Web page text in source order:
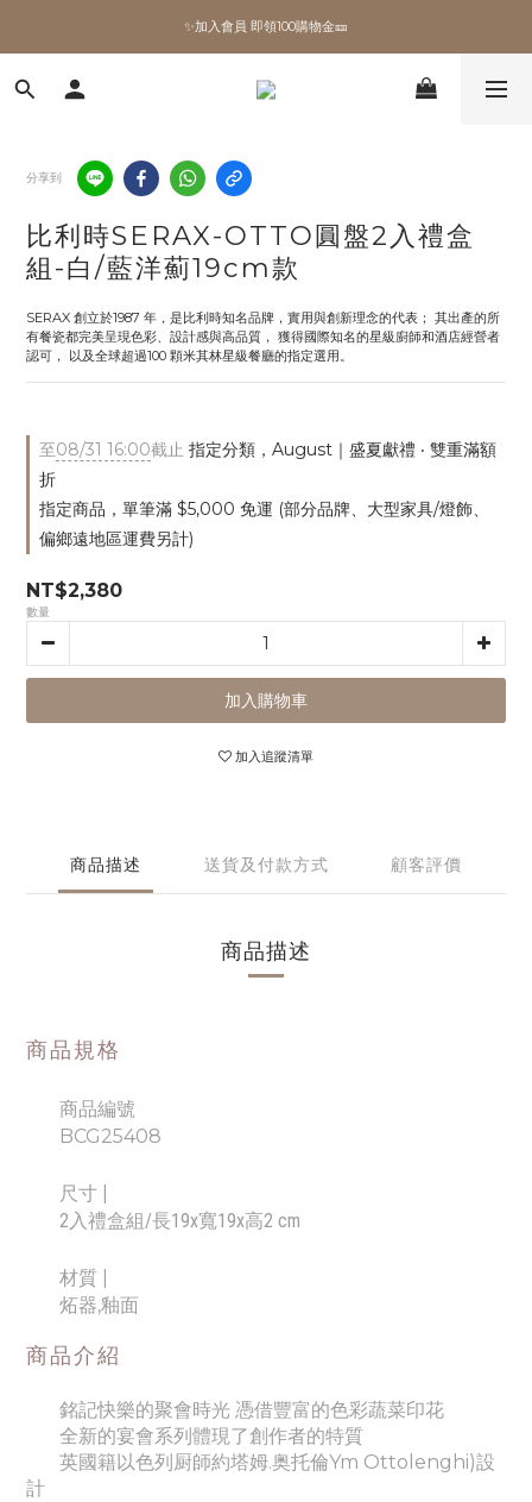
✨加入會員 即領100購物金🎫
✨加入會員 即領100購物金🎫
全館滿額現折🔥
✨加入會員 即領100購物金🎫
分享到
比利時SERAX-OTTO圓盤2入禮盒
組-白/藍洋薊19cm款
SERAX 創立於1987 年，是比利時知名品牌，實用與創新理念的代表； 其出產的所
有餐瓷都完美呈現色彩、設計感與高品質， 獲得國際知名的星級廚師和酒店經營者
認可， 以及全球超過100 顆米其林星級餐廳的指定選用。
至08/31 16:00截止 指定分類，August｜盛夏獻禮 ‧ 雙重滿額
折
指定商品，單筆滿 $5,000 免運 (部分品牌、大型家具/燈飾、
偏鄉遠地區運費另計)
NT$2,380
數量
加入購物車
加入追蹤清單
商品描述 送貨及付款方式 顧客評價
商品描述
商品規格
商品編號
BCG25408
尺寸
2⼊禮盒組/長19x寬19x高2 cm
材質 |
炻器,釉面
商品介紹
銘記快樂的聚會時光 憑借豐富的色彩蔬菜印花
全新的宴會系列體現了創作者的特質
英國籍以色列厨師約塔姆.奥托倫Ym Ottolenghi)設
計